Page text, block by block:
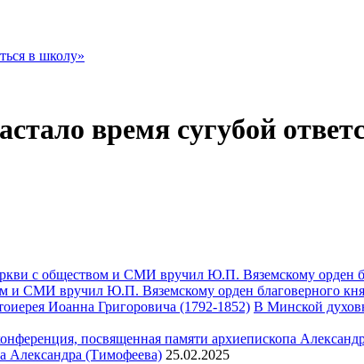
в школу»
время сугубой
и СМИ вручил Ю.П. Вяземскому орден благоверного
В Минской
Александра (Тимофеева) 25.02.2025